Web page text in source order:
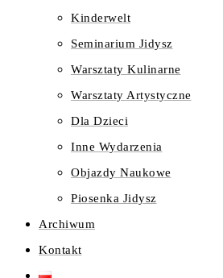
Kinderwelt
Seminarium Jidysz
Warsztaty Kulinarne
Warsztaty Artystyczne
Dla Dzieci
Inne Wydarzenia
Objazdy Naukowe
Piosenka Jidysz
Archiwum
Kontakt